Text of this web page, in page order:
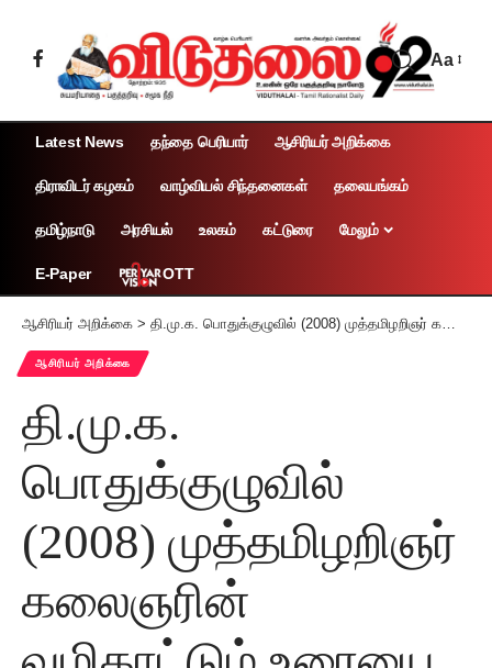
Aa
Latest News தந்தை பெரியார் ஆசிரியர் அறிக்கை
திராவிடர் கழகம் வாழ்வியல் சிந்தனைகள் தலையங்கம்
தமிழ்நாடு அரசியல் உலகம் கட்டுரை மேலும்
E-Paper OTT
ஆசிரியர் அறிக்கை > தி.மு.க. பொதுக்குழுவில் (2008) முத்தமிழறிஞர் கலைஞரின் வழிகாட்டும் உரையை எடுத்துக்காட்டி தமிழர் தலைவர் ஆசிரியர் அறிக்கை
ஆசிரியர் அறிக்கை
தி.மு.க.
பொதுக்குழுவில்
(2008) முத்தமிழறிஞர்
கலைஞரின்